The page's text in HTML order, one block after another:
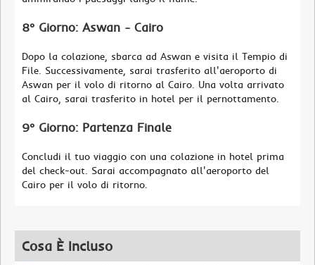
8° Giorno: Aswan - Cairo
Dopo la colazione, sbarca ad Aswan e visita il Tempio di
File. Successivamente, sarai trasferito all'aeroporto di
Aswan per il volo di ritorno al Cairo. Una volta arrivato
al Cairo, sarai trasferito in hotel per il pernottamento.
9° Giorno: Partenza Finale
Concludi il tuo viaggio con una colazione in hotel prima
del check-out. Sarai accompagnato all'aeroporto del
Cairo per il volo di ritorno.
Cosa È Incluso